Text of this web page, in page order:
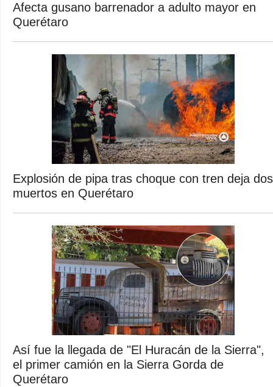
Afecta gusano barrenador a adulto mayor en
Querétaro
Explosión de pipa tras choque con tren deja dos
muertos en Querétaro
Así fue la llegada de "El Huracán de la Sierra",
el primer camión en la Sierra Gorda de
Querétaro